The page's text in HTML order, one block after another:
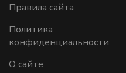
Правила сайта
Политика
конфиденциальности
О сайте